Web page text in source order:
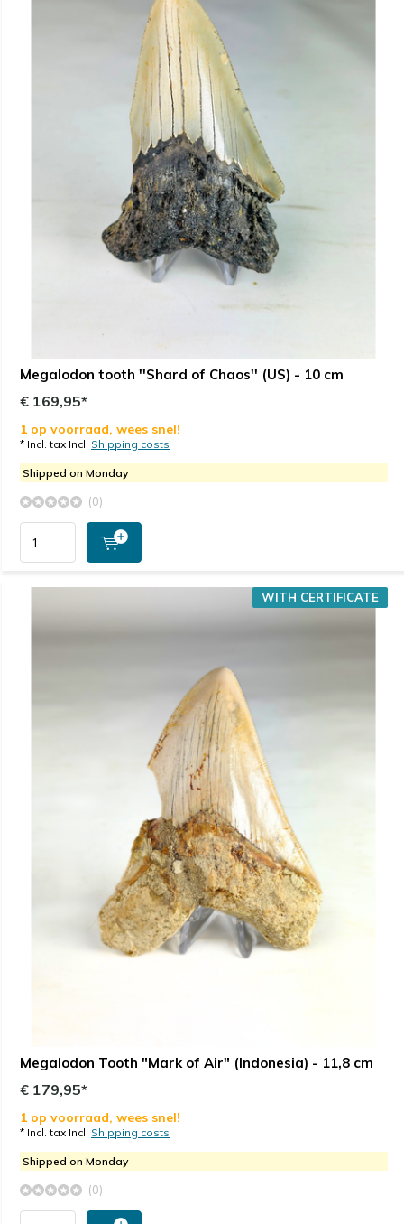
Megalodon tooth ''Shard of Chaos'' (US) - 10 cm
€ 169,95*
1 op voorraad, wees snel!
* Incl. tax Incl. Shipping costs
Shipped on Monday
(0)
Megalodon Tooth "Mark of Air" (Indonesia) - 11,8 cm
WITH CERTIFICATE
€ 179,95*
1 op voorraad, wees snel!
* Incl. tax Incl. Shipping costs
Shipped on Monday
(0)